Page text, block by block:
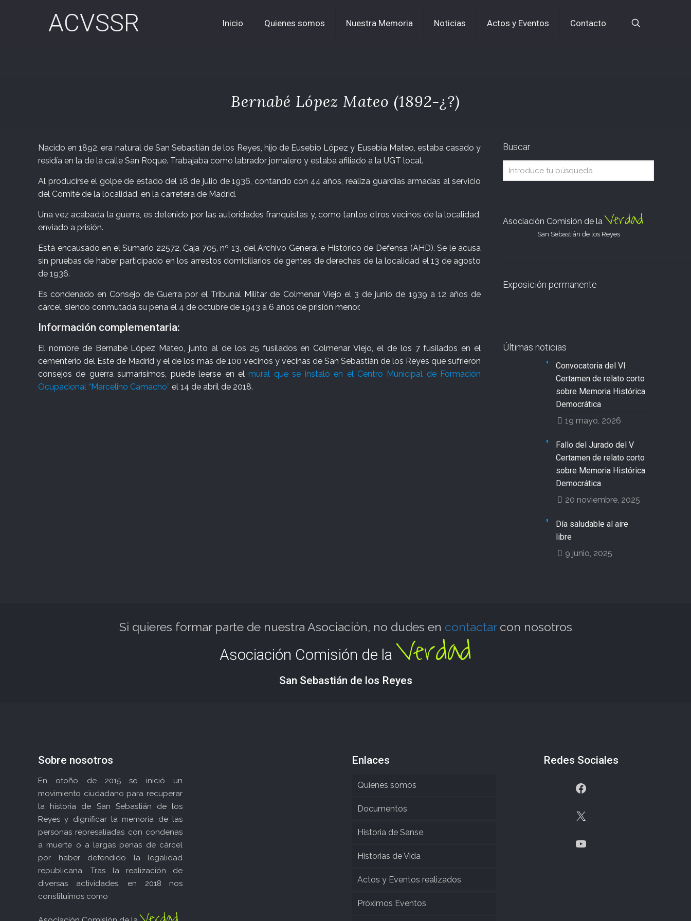
ACVSSR Inicio Quienes somos Nuestra Memoria Noticias Actos y Eventos Contacto
Bernabé López Mateo (1892-¿?)
Nacido en 1892, era natural de San Sebastián de los Reyes, hijo de Eusebio López y Eusebia Mateo, estaba casado y
residía en la de la calle San Roque. Trabajaba como labrador jornalero y estaba afiliado a la UGT local.
Al producirse el golpe de estado del 18 de julio de 1936, contando con 44 años, realiza guardias armadas al servicio
del Comité de la localidad, en la carretera de Madrid.
Una vez acabada la guerra, es detenido por las autoridades franquistas y, como tantos otros vecinos de la localidad,
enviado a prisión.
Está encausado en el Sumario 22572, Caja 705, nº 13, del Archivo General e Histórico de Defensa (AHD). Se le acusa
sin pruebas de haber participado en los arrestos domiciliarios de gentes de derechas de la localidad el 13 de agosto
de 1936.
Es condenado en Consejo de Guerra por el Tribunal Militar de Colmenar Viejo el 3 de junio de 1939 a 12 años de
cárcel, siendo conmutada su pena el 4 de octubre de 1943 a 6 años de prisión menor.
Información complementaria:
El nombre de Bernabé López Mateo, junto al de los 25 fusilados en Colmenar Viejo, el de los 7 fusilados en el
cementerio del Este de Madrid y el de los más de 100 vecinos y vecinas de San Sebastián de los Reyes que sufrieron
consejos de guerra sumarísimos, puede leerse en elmural que se instaló en el Centro Municipal de Formación
Ocupacional “Marcelino Camacho” el 14 de abril de 2018.
Buscar
Asociación Comisión de la Verdad
San Sebastián de los Reyes
Exposición permanente
Últimas noticias
Convocatoria del VI
Certamen de relato corto
sobre Memoria Histórica
Democrática
19 mayo, 2026
Fallo del Jurado del V
Certamen de relato corto
sobre Memoria Histórica
Democrática
20 noviembre, 2025
Día saludable al aire
libre
9 junio, 2025
Si quieres formar parte de nuestra Asociación, no dudes en contactarcon nosotros
Asociación Comisión de la Verdad
San Sebastián de los Reyes
Sobre nosotros
En otoño de 2015 se inició un
movimiento ciudadano para recuperar
la historia de San Sebastián de los
Reyes y dignificar la memoria de las
personas represaliadas con condenas
a muerte o a largas penas de cárcel
por haber defendido la legalidad
republicana. Tras la realización de
diversas actividades, en 2018 nos
constituímos como
Enlaces
Quienes somos
Documentos
Historia de Sanse
Historias de Vida
Actos y Eventos realizados
Próximos Eventos
Redes Sociales
Facebook
X
YouTube